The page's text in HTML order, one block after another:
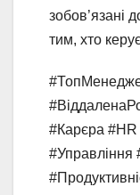
зобов’язані
тим, хто
#Карєра #HR
#Управління